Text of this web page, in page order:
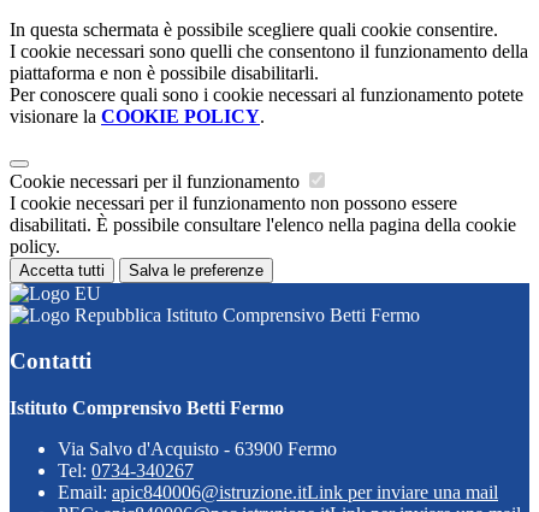
In questa schermata è possibile scegliere quali cookie consentire.
I cookie necessari sono quelli che consentono il funzionamento della
piattaforma e non è possibile disabilitarli.
Per conoscere quali sono i cookie necessari al funzionamento potete
visionare la COOKIE POLICY.
Cookie necessari per il funzionamento
I cookie necessari per il funzionamento non possono essere
disabilitati. È possibile consultare l'elenco nella pagina della cookie
policy.
Accetta tutti Salva le preferenze
Istituto Comprensivo Betti Fermo
Contatti
Istituto Comprensivo Betti Fermo
Via Salvo d'Acquisto - 63900 Fermo
Tel: 0734-340267
Email: apic840006@istruzione.itLink per inviare una mail